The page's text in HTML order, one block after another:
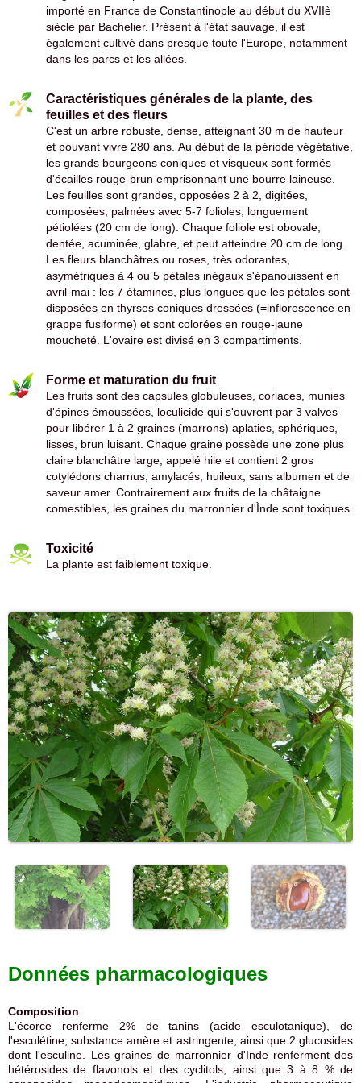
importé en France de Constantinople au début du XVIIè
siècle par Bachelier. Présent à l'état sauvage, il est
également cultivé dans presque toute l'Europe, notamment
dans les parcs et les allées.
Caractéristiques générales de la plante, des
feuilles et des fleurs
C'est un arbre robuste, dense, atteignant 30 m de hauteur
et pouvant vivre 280 ans. Au début de la période végétative,
les grands bourgeons coniques et visqueux sont formés
d'écailles rouge-brun emprisonnant une bourre laineuse.
Les feuilles sont grandes, opposées 2 à 2, digitées,
composées, palmées avec 5-7 folioles, longuement
pétiolées (20 cm de long). Chaque foliole est obovale,
dentée, acuminée, glabre, et peut atteindre 20 cm de long.
Les fleurs blanchâtres ou roses, très odorantes,
asymétriques à 4 ou 5 pétales inégaux s'épanouissent en
avril-mai : les 7 étamines, plus longues que les pétales sont
disposées en thyrses coniques dressées (=inflorescence en
grappe fusiforme) et sont colorées en rouge-jaune
moucheté. L'ovaire est divisé en 3 compartiments.
Forme et maturation du fruit
Les fruits sont des capsules globuleuses, coriaces, munies
d'épines émoussées, loculicide qui s'ouvrent par 3 valves
pour libérer 1 à 2 graines (marrons) aplaties, sphériques,
lisses, brun luisant. Chaque graine possède une zone plus
claire blanchâtre large, appelé hile et contient 2 gros
cotylédons charnus, amylacés, huileux, sans albumen et de
saveur amer. Contrairement aux fruits de la châtaigne
comestibles, les graines du marronnier d'Ìnde sont toxiques.
Toxicité
La plante est faiblement toxique.
Données pharmacologiques
Composition
L'écorce renferme 2% de tanins (acide esculotanique), de
l'esculétine, substance amère et astringente, ainsi que 2 glucosides
dont l'esculine. Les graines de marronnier d'Inde renferment des
hétérosides de flavonols et des cyclitols, ainsi que 3 à 8 % de